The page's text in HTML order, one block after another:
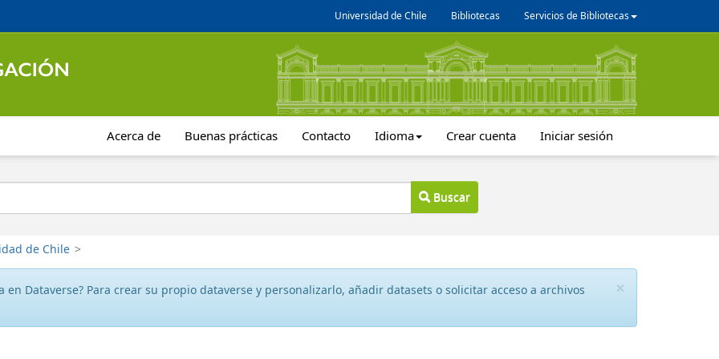
Universidad de Chile Bibliotecas Servicios de Bibliotecas
Acerca de Buenas prácticas Contacto Idioma Crear cuenta Iniciar sesión
Buscar
de Chile >
×
en Dataverse? Para crear su propio dataverse y personalizarlo, añadir datasets o solicitar acceso a archivos